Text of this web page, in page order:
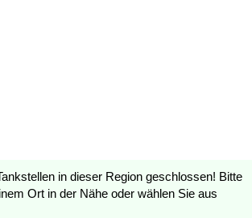
in dieser Region geschlossen! Bitte
Ort in der Nähe oder wählen Sie aus